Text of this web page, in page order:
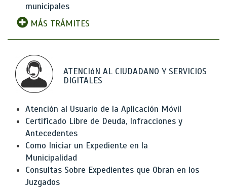
municipales
MÁS TRÁMITES
ATENCIóN AL CIUDADANO Y SERVICIOS
DIGITALES
Atención al Usuario de la Aplicación Móvil
Certificado Libre de Deuda, Infracciones y
Antecedentes
Como Iniciar un Expediente en la
Municipalidad
Consultas Sobre Expedientes que Obran en los
Juzgados